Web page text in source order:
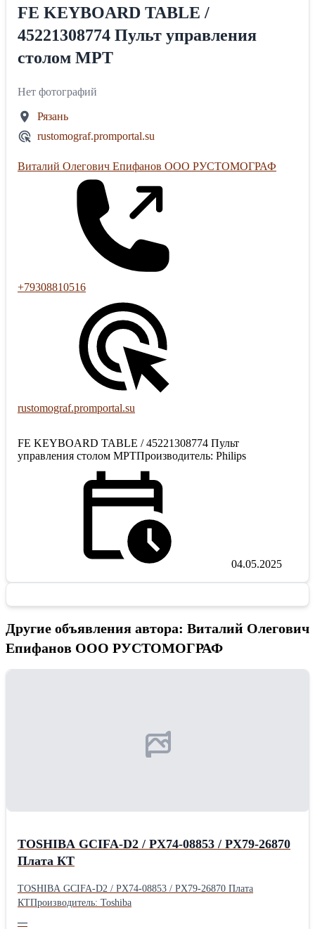
FE KEYBOARD TABLE /
45221308774 Пульт управления
столом МРТ
Нет фотографий
Рязань
rustomograf.promportal.su
Виталий Олегович Епифанов ООО РУСТОМОГРАФ
+79308810516
rustomograf.promportal.su
FE KEYBOARD TABLE / 45221308774 Пульт
управления столом МРТПроизводитель: Philips
04.05.2025
Другие объявления автора: Виталий Олегович
Епифанов ООО РУСТОМОГРАФ
TOSHIBA GCIFA-D2 / PX74-08853 / PX79-26870
Плата КТ
TOSHIBA GCIFA-D2 / PX74-08853 / PX79-26870 Плата
КТПроизводитель: Toshiba
—